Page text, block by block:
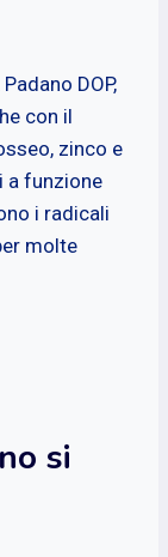
DOP,
con il
zinco e
a funzione
i radicali
molte
si